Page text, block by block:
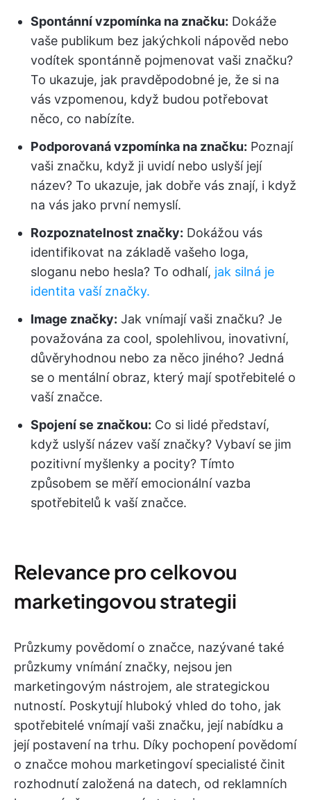
Spontánní vzpomínka na značku: Dokáže
vaše publikum bez jakýchkoli nápověd nebo
vodítek spontánně pojmenovat vaši značku?
To ukazuje, jak pravděpodobné je, že si na
vás vzpomenou, když budou potřebovat
něco, co nabízíte.
Podporovaná vzpomínka na značku: Poznají
vaši značku, když ji uvidí nebo uslyší její
název? To ukazuje, jak dobře vás znají, i když
na vás jako první nemyslí.
Rozpoznatelnost značky: Dokážou vás
identifikovat na základě vašeho loga,
sloganu nebo hesla? To odhalí, jak silná je
identita vaší značky.
Image značky: Jak vnímají vaši značku? Je
považována za cool, spolehlivou, inovativní,
důvěryhodnou nebo za něco jiného? Jedná
se o mentální obraz, který mají spotřebitelé o
vaší značce.
Spojení se značkou: Co si lidé představí,
když uslyší název vaší značky? Vybaví se jim
pozitivní myšlenky a pocity? Tímto
způsobem se měří emocionální vazba
spotřebitelů k vaší značce.
Relevance pro celkovou
marketingovou strategii
Průzkumy povědomí o značce, nazývané také
průzkumy vnímání značky, nejsou jen
marketingovým nástrojem, ale strategickou
nutností. Poskytují hluboký vhled do toho, jak
spotřebitelé vnímají vaši značku, její nabídku a
její postavení na trhu. Díky pochopení povědomí
o značce mohou marketingoví specialisté činit
rozhodnutí založená na datech, od reklamních